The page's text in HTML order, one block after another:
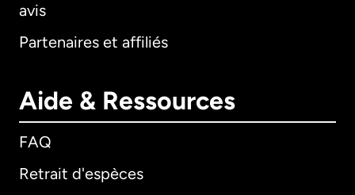
avis
Partenaires et affiliés
Aide & Ressources
FAQ
Retrait d'espèces